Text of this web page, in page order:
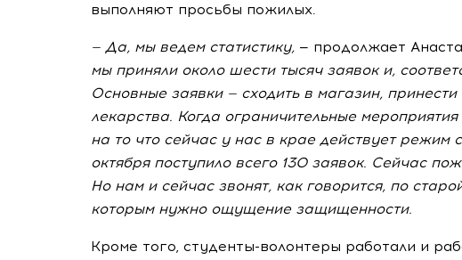
выполняют просьбы пожилых.
— Да, мы ведем статистику, — продолжает
мы приняли около шести тысяч заявок и,
Основные заявки — сходить в магазин,
лекарства. Когда ограничительные
на то что сейчас у нас в крае действует режим
октября поступило всего 130 заявок. Сейчас
Но нам и сейчас звонят, как говорится, по
которым нужно ощущение защищенности.
Кроме того, студенты-волонтеры работали и